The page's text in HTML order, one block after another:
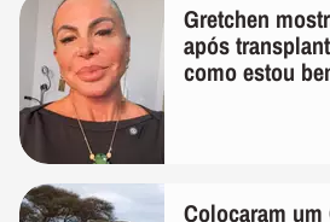
Gretchen
após
como estou
Colocaram um